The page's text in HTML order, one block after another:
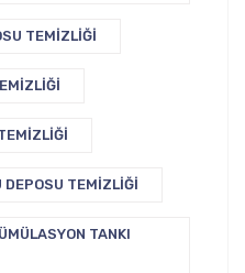
TEMIZLIĞI
DEPOSU TEMIZLIĞI
TANKI